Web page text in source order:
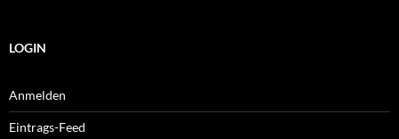
LOGIN
Anmelden
Eintrags-Feed